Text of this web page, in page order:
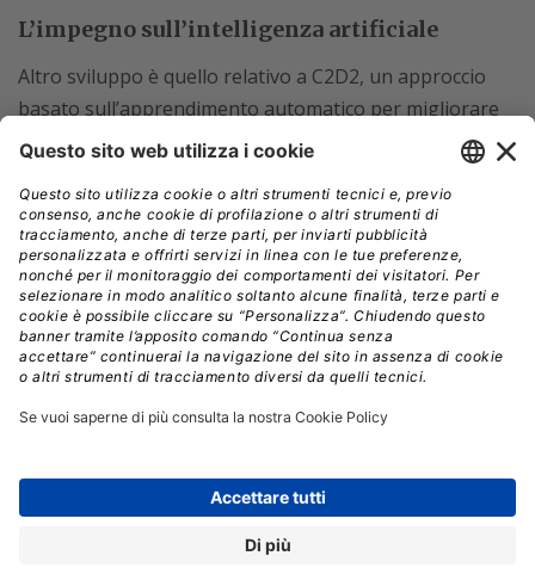
L’impegno sull’intelligenza artificiale
Altro sviluppo è quello relativo a C2D2, un approccio
basato sull’apprendimento automatico per migliorare
lo screening della colonscopia. Accessibile in tempo
a identificare quali aree del colon hanno controllato e
quelle fuori dal campo visivo.
Può anche indicare le aree che non sono state
sufficientemente coperte in modo che l’endoscopista
possa rivisitare quella zona. Un tale approccio può
aiutare a identificare e successivamente rimuovere
piccole lesioni precancerosenel colon prima che
aiuto per frenare il cancro colorettale, una delle forme
più letali della malattia.